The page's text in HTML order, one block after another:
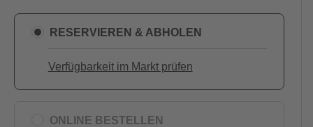
RESERVIEREN & ABHOLEN
Verfügbarkeit im Markt prüfen
ONLINE BESTELLEN